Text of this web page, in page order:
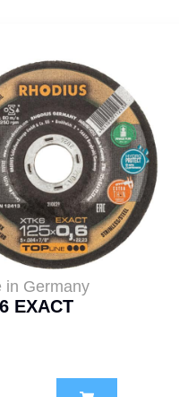
in Germany
EXACT